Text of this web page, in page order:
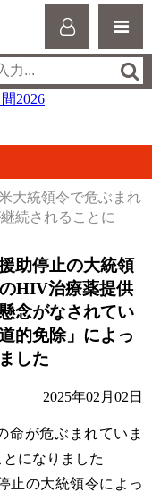
大統領令で危ぶまれ
続されることに
助停止の大統領
HIV治療薬提供
念がなされてい
的免除」によっ
した
2025年02月02日
が危ぶまれていま
になりました
止の大統領令によっ